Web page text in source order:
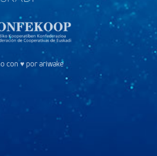
con ♥ por ariwake